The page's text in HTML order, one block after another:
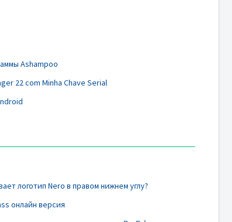
Ashampoo
22 com Minha Chave Serial
логотип Nero в правом нижнем углу?
онлайн версия